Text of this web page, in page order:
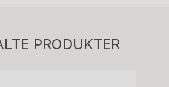
PRODUKTER
H05 5600 Swingback-armlene Mørk